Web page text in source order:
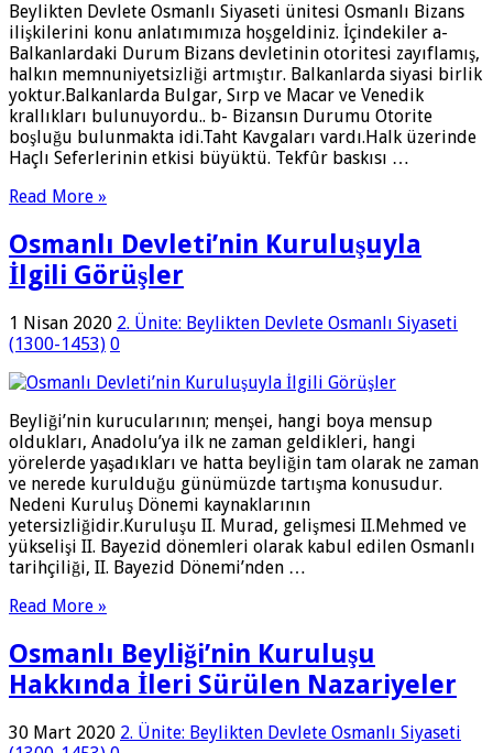
Beylikten Devlete Osmanlı Siyaseti ünitesi Osmanlı Bizans
ilişkilerini konu anlatımımıza hoşgeldiniz. İçindekiler a-
Balkanlardaki Durum Bizans devletinin otoritesi zayıflamış,
halkın memnuniyetsizliği artmıştır. Balkanlarda siyasi birlik
yoktur.Balkanlarda Bulgar, Sırp ve Macar ve Venedik
krallıkları bulunuyordu.. b- Bizansın Durumu Otorite
boşluğu bulunmakta idi.Taht Kavgaları vardı.Halk üzerinde
Haçlı Seferlerinin etkisi büyüktü. Tekfûr baskısı …
Read More »
Osmanlı Devleti’nin Kuruluşuyla
İlgili Görüşler
1 Nisan 2020 2. Ünite: Beylikten Devlete Osmanlı Siyaseti
(1300-1453) 0
Beyliği’nin kurucularının; menşei, hangi boya mensup
oldukları, Anadolu’ya ilk ne zaman geldikleri, hangi
yörelerde yaşadıkları ve hatta beyliğin tam olarak ne zaman
ve nerede kurulduğu günümüzde tartışma konusudur.
Nedeni Kuruluş Dönemi kaynaklarının
yetersizliğidir.Kuruluşu II. Murad, gelişmesi II.Mehmed ve
yükselişi II. Bayezid dönemleri olarak kabul edilen Osmanlı
tarihçiliği, II. Bayezid Dönemi’nden …
Read More »
Osmanlı Beyliği’nin Kuruluşu
Hakkında İleri Sürülen Nazariyeler
30 Mart 2020 2. Ünite: Beylikten Devlete Osmanlı Siyaseti